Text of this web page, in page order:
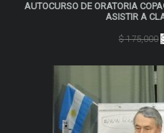
AUTOCURSO DE ORATORIA
ASISTIR A
$175,000